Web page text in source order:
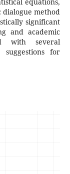
method
significant
and academic
with several
suggestions for